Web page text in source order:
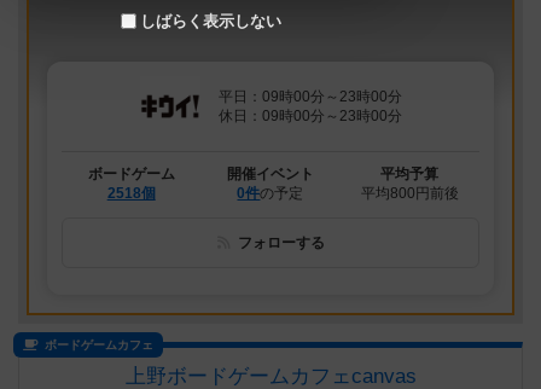
平日：09時00分～23時00分
休日：09時00分～23時00分
ボードゲーム
2518個
開催イベント
0件の予定
平均予算
平均800円前後
フォローする
ボードゲームカフェ
上野ボードゲームカフェcanvas
しばらく表示しない